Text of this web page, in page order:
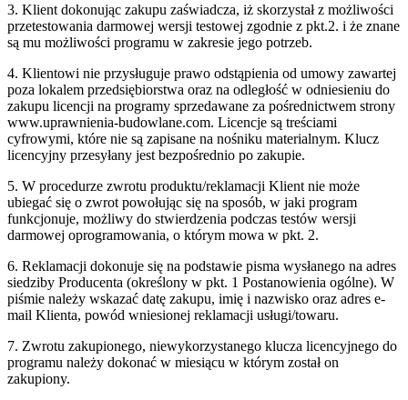
3. Klient dokonując zakupu zaświadcza, iż skorzystał z możliwości
przetestowania darmowej wersji testowej zgodnie z pkt.2. i że znane
są mu możliwości programu w zakresie jego potrzeb.
4. Klientowi nie przysługuje prawo odstąpienia od umowy zawartej
poza lokalem przedsiębiorstwa oraz na odległość w odniesieniu do
zakupu licencji na programy sprzedawane za pośrednictwem strony
www.uprawnienia-budowlane.com. Licencje są treściami
cyfrowymi, które nie są zapisane na nośniku materialnym. Klucz
licencyjny przesyłany jest bezpośrednio po zakupie.
5. W procedurze zwrotu produktu/reklamacji Klient nie może
ubiegać się o zwrot powołując się na sposób, w jaki program
funkcjonuje, możliwy do stwierdzenia podczas testów wersji
darmowej oprogramowania, o którym mowa w pkt. 2.
6. Reklamacji dokonuje się na podstawie pisma wysłanego na adres
siedziby Producenta (określony w pkt. 1 Postanowienia ogólne). W
piśmie należy wskazać datę zakupu, imię i nazwisko oraz adres e-
mail Klienta, powód wniesionej reklamacji usługi/towaru.
7. Zwrotu zakupionego, niewykorzystanego klucza licencyjnego do
programu należy dokonać w miesiącu w którym został on
zakupiony.